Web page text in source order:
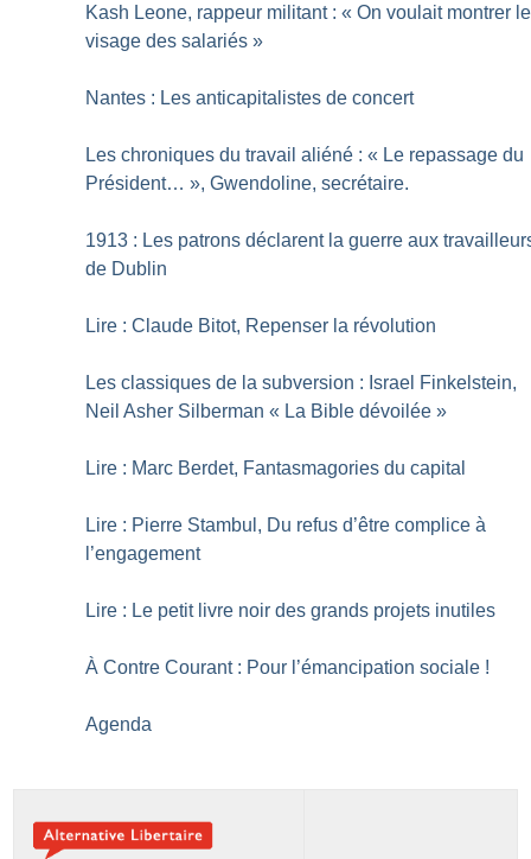
Kash Leone, rappeur militant : « On voulait montrer le
visage des salariés »
Nantes : Les anticapitalistes de concert
Les chroniques du travail aliéné : « Le repassage du
Président… », Gwendoline, secrétaire.
1913 : Les patrons déclarent la guerre aux
de Dublin
Lire : Claude Bitot, Repenser la révolution
Les classiques de la subversion : Israel Finkelstein,
Neil Asher Silberman « La Bible dévoilée »
Lire : Marc Berdet, Fantasmagories du capital
Lire : Pierre Stambul, Du refus d’être complice à
l’engagement
Lire : Le petit livre noir des grands projets inutiles
À Contre Courant : Pour l’émancipation sociale !
Agenda